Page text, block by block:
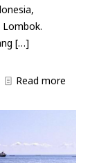
[…]
Read more